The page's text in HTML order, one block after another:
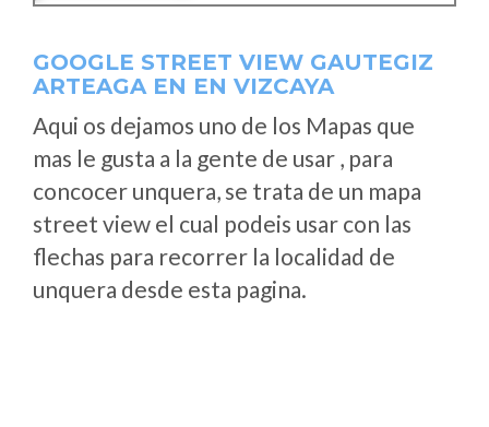
GOOGLE STREET VIEW GAUTEGIZ
ARTEAGA EN EN VIZCAYA
Aqui os dejamos uno de los Mapas que
mas le gusta a la gente de usar , para
concocer unquera, se trata de un mapa
street view el cual podeis usar con las
flechas para recorrer la localidad de
unquera desde esta pagina.